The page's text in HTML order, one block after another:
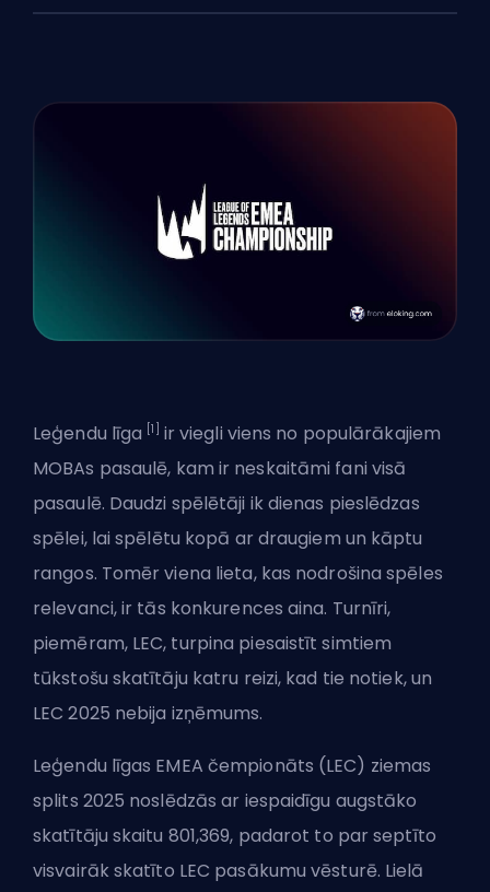
Leģendu līga [1]
ir viegli viens no populārākajiem
MOBAs pasaulē, kam ir neskaitāmi fani visā
pasaulē. Daudzi spēlētāji ik dienas pieslēdzas
spēlei, lai spēlētu kopā ar draugiem un kāptu
rangos. Tomēr viena lieta, kas nodrošina spēles
relevanci, ir tās konkurences aina. Turnīri,
piemēram, LEC, turpina piesaistīt simtiem
tūkstošu skatītāju katru reizi, kad tie notiek, un
LEC 2025 nebija izņēmums.
Leģendu līgas EMEA čempionāts (LEC) ziemas
splits 2025 noslēdzās ar iespaidīgu augstāko
skatītāju skaitu 801,369, padarot to par septīto
visvairāk skatīto LEC pasākumu vēsturē. Lielā